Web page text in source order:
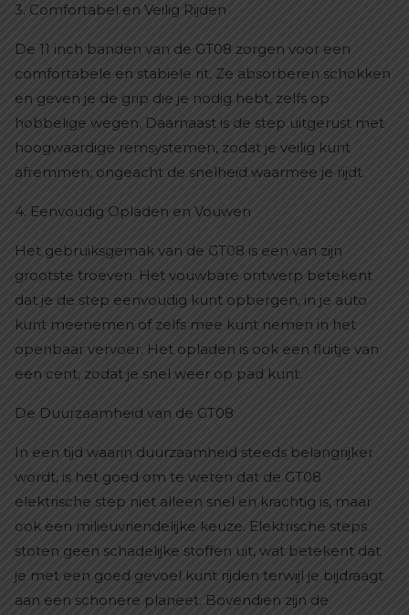
3. Comfortabel en Veilig Rijden
De 11 inch banden van de GT08 zorgen voor een
comfortabele en stabiele rit. Ze absorberen schokken
en geven je de grip die je nodig hebt, zelfs op
hobbelige wegen. Daarnaast is de step uitgerust met
hoogwaardige remsystemen, zodat je veilig kunt
afremmen, ongeacht de snelheid waarmee je rijdt.
4. Eenvoudig Opladen en Vouwen
Het gebruiksgemak van de GT08 is een van zijn
grootste troeven. Het vouwbare ontwerp betekent
dat je de step eenvoudig kunt opbergen, in je auto
kunt meenemen of zelfs mee kunt nemen in het
openbaar vervoer. Het opladen is ook een fluitje van
een cent, zodat je snel weer op pad kunt.
De Duurzaamheid van de GT08
In een tijd waarin duurzaamheid steeds belangrijker
wordt, is het goed om te weten dat de GT08
elektrische step niet alleen snel en krachtig is, maar
ook een milieuvriendelijke keuze. Elektrische steps
stoten geen schadelijke stoffen uit, wat betekent dat
je met een goed gevoel kunt rijden terwijl je bijdraagt
aan een schonere planeet. Bovendien zijn de